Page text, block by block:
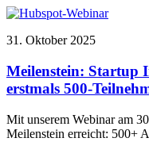
31. Oktober 2025
Meilenstein: Startup
erstmals 500-
Mit unserem Webinar am
Meilenstein erreicht: 500+